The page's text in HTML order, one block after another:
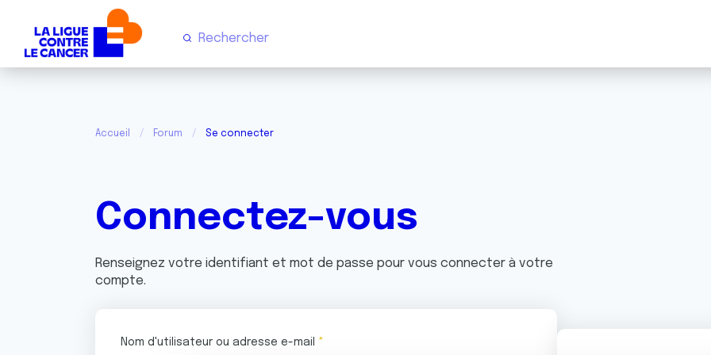
Accueil Forum Se connecter
Connectez-vous
Renseignez votre identifiant et mot de passe pour vous connecter à votre
compte.
Nom d'utilisateur ou adresse e-mail